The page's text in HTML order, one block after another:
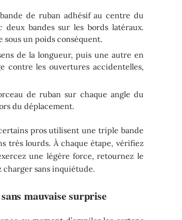
de ruban adhésif au centre du
bandes sur les bords latéraux.
sous un poids conséquent.
de la longueur, puis une autre en
contre les ouvertures accidentelles,
de ruban sur chaque angle du
du déplacement.
pros utilisent une triple bande
très lourds. À chaque étape, vérifiez
une légère force, retournez le
charger sans inquiétude.
mauvaise surprise